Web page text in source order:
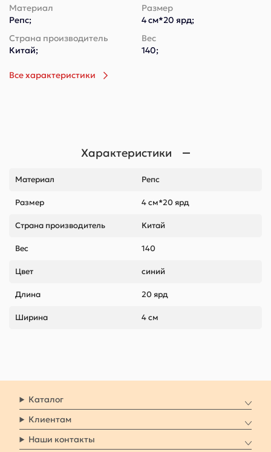
Материал
Репс;
Размер
4 см*20 ярд;
Страна производитель
Китай;
Вес
140;
Все характеристики
Характеристики
Материал Репс
Размер 4 см*20 ярд
Страна производитель Китай
Вес 140
Цвет синий
Длина 20 ярд
Ширина 4 см
Каталог
Клиентам
Наши контакты